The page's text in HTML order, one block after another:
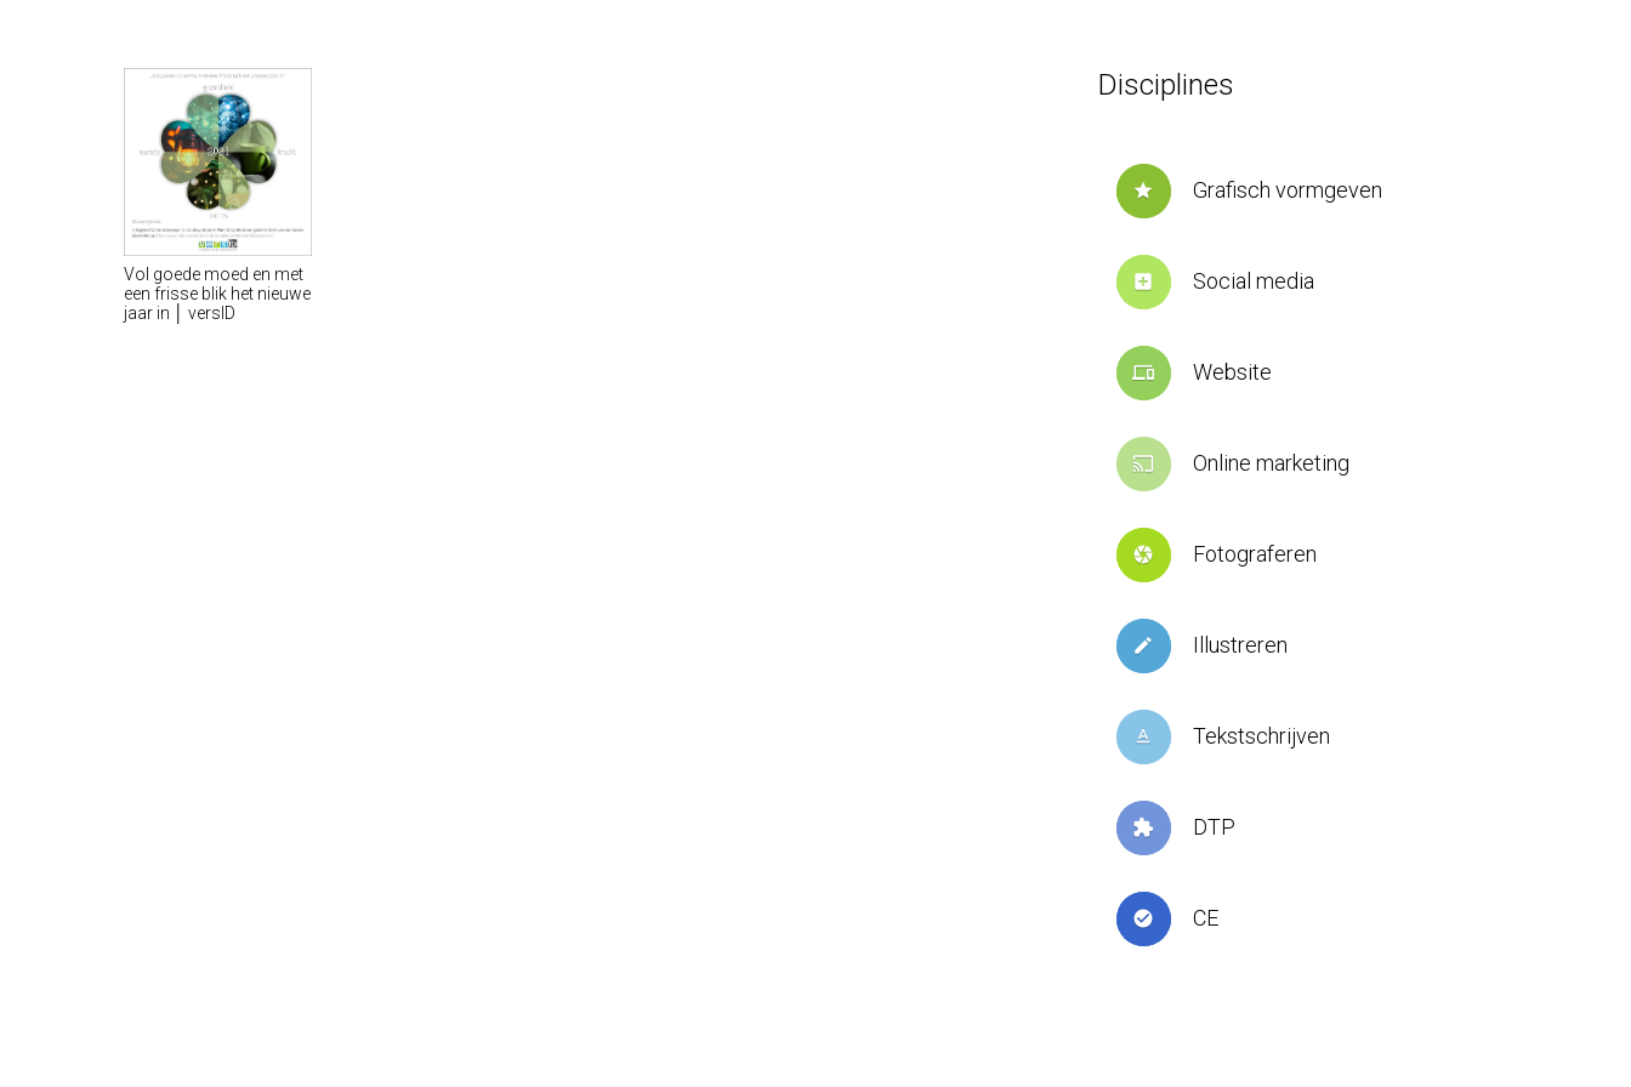
Vol goede moed en met
een frisse blik het nieuwe
jaar in │ versID
Disciplines
star Grafisch vormgeven
add_box Social media
devices Website
cast Online marketing
camera Fotograferen
create Illustreren
text_format Tekstschrijven
extension DTP
check_circle CE